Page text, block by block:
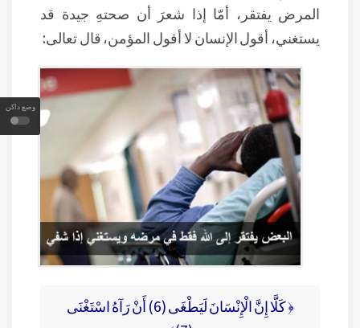
وضع داكن
المرض يفتقر، أمّا إذا شعرَ أن صحتهِ جيدة قد
يستغني، أقول الإنسان لا أقول المؤمن، قال تعالى:
﴿ كَلَّا إِنَّ الْإِنْسَانَ لَيَطْغَى (6) أَنْ رَآهُ اسْتَغْنَى